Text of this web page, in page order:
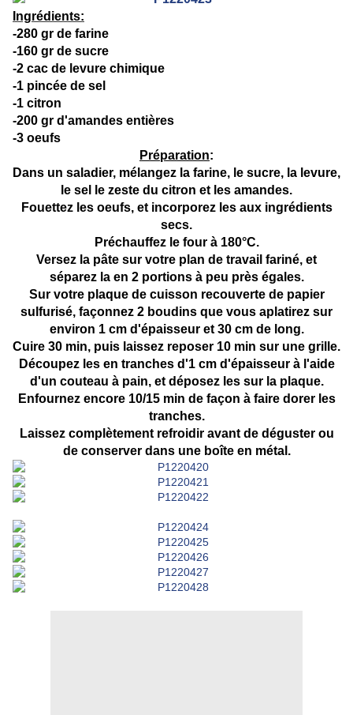
Ingrédients:
-280 gr de farine
-160 gr de sucre
-2 cac de levure chimique
-1 pincée de sel
-1 citron
-200 gr d'amandes entières
-3 oeufs
Préparation:
Dans un saladier, mélangez la farine, le sucre, la levure,
le sel le zeste du citron et les amandes.
Fouettez les oeufs, et incorporez les aux ingrédients
secs.
Préchauffez le four à 180°C.
Versez la pâte sur votre plan de travail fariné, et
séparez la en 2 portions à peu près égales.
Sur votre plaque de cuisson recouverte de papier
sulfurisé, façonnez 2 boudins que vous aplatirez sur
environ 1 cm d'épaisseur et 30 cm de long.
Cuire 30 min, puis laissez reposer 10 min sur une grille.
Découpez les en tranches d'1 cm d'épaisseur à l'aide
d'un couteau à pain, et déposez les sur la plaque.
Enfournez encore 10/15 min de façon à faire dorer les
tranches.
Laissez complètement refroidir avant de déguster ou
de conserver dans une boîte en métal.